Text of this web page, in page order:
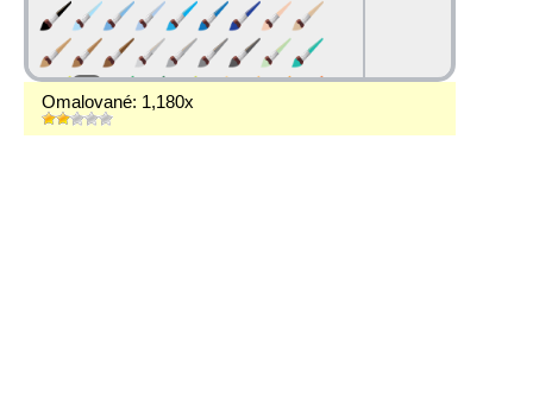
Omalované: 1,180x